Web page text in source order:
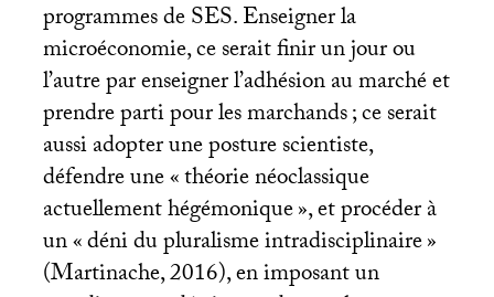
programmes deSES. Enseigner la
microéconomie, ce serait finir un jour ou
l’autre par enseigner l’adhésion au marché et
prendre parti pour les marchands; ce serait
aussi adopter une posture scientiste,
défendre une «théorie néoclassique
actuellement hégémonique», et procéder à
un «déni du pluralisme intradisciplinaire»
(Martinache, 2016), en imposant un